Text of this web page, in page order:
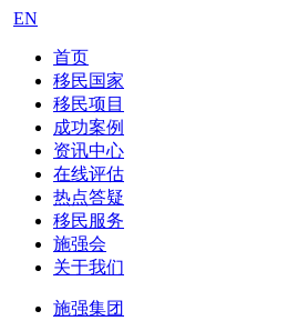
EN
首页
移民国家
移民项目
成功案例
资讯中心
在线评估
热点答疑
移民服务
施强会
关于我们
施强集团